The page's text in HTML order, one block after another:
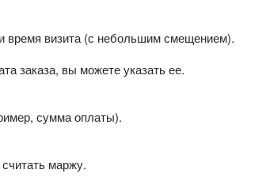
время визита (с небольшим смещением).
заказа, вы можете указать ее.
сумма оплаты).
маржу.